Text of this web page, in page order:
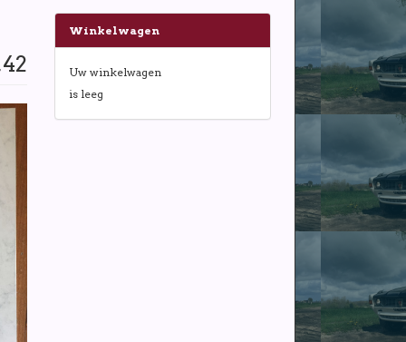
Winkelwagen
Uw winkelwagen
is leeg